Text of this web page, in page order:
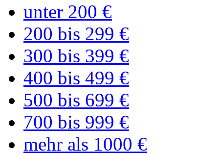
unter 200 €
200 bis 299 €
300 bis 399 €
400 bis 499 €
500 bis 699 €
700 bis 999 €
mehr als 1000 €